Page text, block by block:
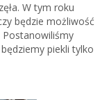
W tym roku
będzie możliwość
Postanowiliśmy
piekli tylko